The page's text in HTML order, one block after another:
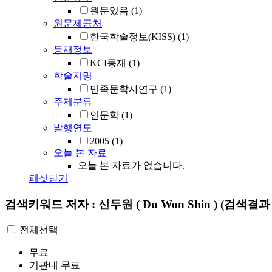
원문있음 (1)
원문제공처
한국학술정보(KISS) (1)
등재정보
KCI등재 (1)
학술지명
민족문학사연구 (1)
주제분류
인문학 (1)
발행연도
2005 (1)
오늘 본 자료
오늘 본 자료가 없습니다.
패싯닫기
검색키워드 저자 : 신두원 ( Du Won Shin ) (검색결
전체선택
무료
기관내 무료